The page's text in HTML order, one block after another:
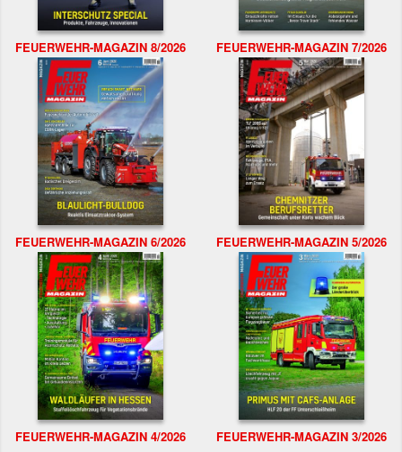
FEUERWEHR-MAGAZIN 8/2026 FEUERWEHR-MAGAZIN 7/2026
FEUERWEHR-MAGAZIN 6/2026 FEUERWEHR-MAGAZIN 5/2026
FEUERWEHR-MAGAZIN 4/2026 FEUERWEHR-MAGAZIN 3/2026